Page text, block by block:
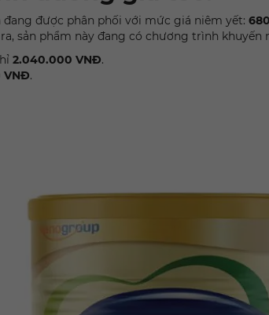
đang được phân phối với mức giá niêm yết:
sản phẩm này đang có chương trình
2.040.000 VNĐ.
VNĐ.